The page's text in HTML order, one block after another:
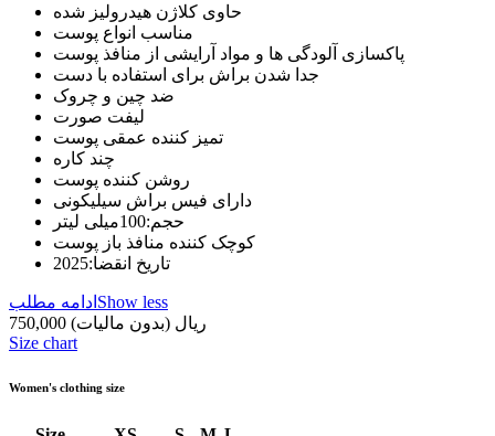
حاوی کلاژن هیدرولیز شده
مناسب انواع پوست
پاکسازی آلودگی ها و مواد آرایشی از منافذ پوست
جدا شدن براش برای استفاده با دست
ضد چین و چروک
لیفت صورت
تمیز کننده عمقی پوست
چند کاره
روشن کننده پوست
دارای فیس براش سیلیکونی
حجم:100میلی لیتر
کوچک کننده منافذ باز پوست
تاریخ انقضا:2025
ادامه مطلب Show less
750,000 ریال (بدون مالیات)
Size chart
Women's clothing size